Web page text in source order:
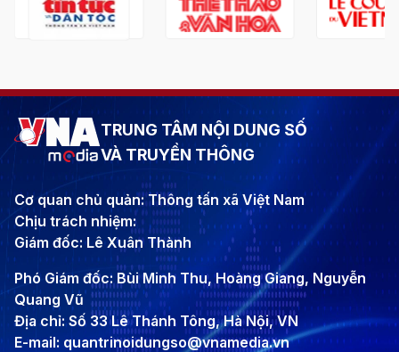
TRUNG TÂM NỘI DUNG SỐ
VÀ TRUYỀN THÔNG
Cơ quan chủ quản: Thông tấn xã Việt Nam
Chịu trách nhiệm:
Giám đốc: Lê Xuân Thành
Phó Giám đốc: Bùi Minh Thu, Hoàng Giang, Nguyễn
Quang Vũ
Địa chỉ: Số 33 Lê Thánh Tông, Hà Nội, VN
E-mail: quantrinoidungso@vnamedia.vn